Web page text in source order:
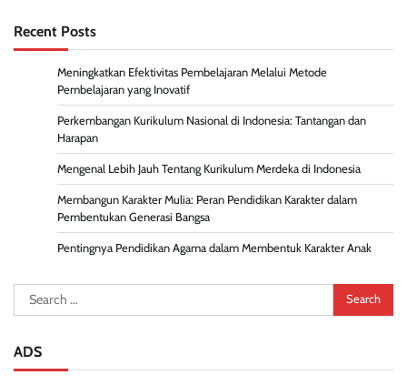
Recent Posts
Meningkatkan Efektivitas Pembelajaran Melalui Metode
Pembelajaran yang Inovatif
Perkembangan Kurikulum Nasional di Indonesia: Tantangan dan
Harapan
Mengenal Lebih Jauh Tentang Kurikulum Merdeka di Indonesia
Membangun Karakter Mulia: Peran Pendidikan Karakter dalam
Pembentukan Generasi Bangsa
Pentingnya Pendidikan Agama dalam Membentuk Karakter Anak
Search
for:
ADS